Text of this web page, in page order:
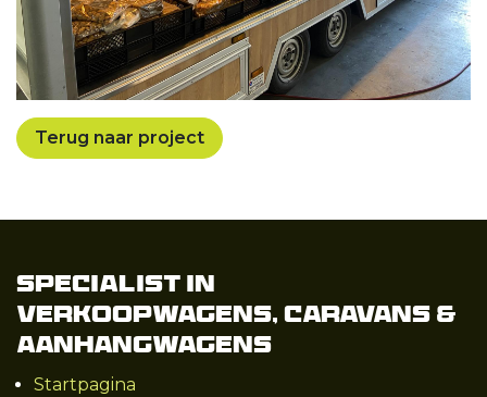
Terug naar project
Specialist in
Verkoopwagens, Caravans &
Aanhangwagens
Startpagina